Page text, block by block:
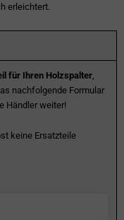
erleichtert.
für Ihren Holzspalter
nachfolgende Formular
Händler weiter!
keine Ersatzteile